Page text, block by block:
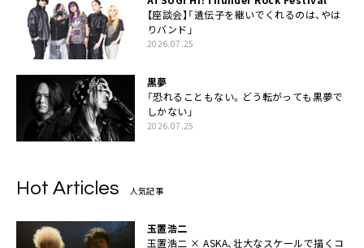
【座談会】「遺伝子を継いでくれるのは、やは
りバンド」
2026.07.25
黒夢
「恐れることもない。どう転がっても黒夢で
しかない」
2026.07.25
Hot Articles 人気記事
玉置浩二
玉置浩二 × ASKA、壮大なスケールで描くコ